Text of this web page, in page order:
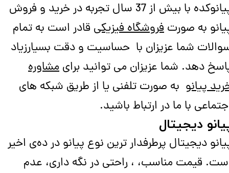
پیانوکده با بیش از 37 سال تجربه در خرید و فروش
به صورت فروشگاه فیزیکی قادر است به تمام
شما عزیزان با حساسیت و دقت بسیارزیاد
دهد. شما عزیزان می توانید برای مشاوره
پیانو به صورت تلفنی یا از طریق شبکه های
با ما در ارتباط باشید.
دیجیتال
دیجیتال پرطرفدار ترین نوع پیانو در دهی اخیر
قیمت مناسب، ، راحتی در نگه داری، عدم